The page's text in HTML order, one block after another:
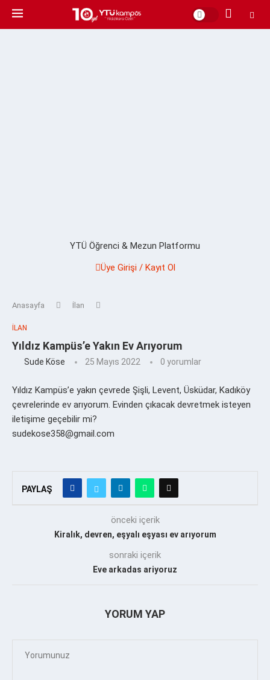
YTÜ Öğrenci & Mezun Platformu
Üye Girişi / Kayıt Ol
Anasayfa İlan
İLAN
Yıldız Kampüs’e Yakın Ev Arıyorum
Sude Köse 25 Mayıs 2022 0 yorumlar
Yıldız Kampüs’e yakın çevrede Şişli, Levent, Üsküdar, Kadıköy
çevrelerinde ev arıyorum. Evinden çıkacak devretmek isteyen
iletişime geçebilir mi?
sudekose358@gmail.com
PAYLAŞ
önceki içerik
Kiralık, devren, eşyalı eşyası ev arıyorum
sonraki içerik
Eve arkadas ariyoruz
YORUM YAP